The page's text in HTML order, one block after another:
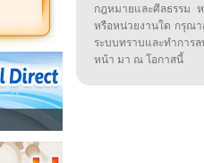
กฎหมายและศีลธรรม
หรือหน่วยงานใด กรุณา
ระบบทราบและทำกา
หน้า มา ณ โอกาสนี้